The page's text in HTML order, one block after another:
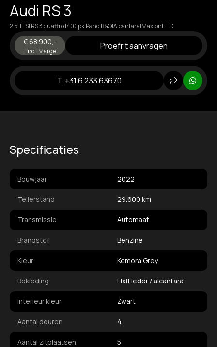
Audi RS 3
2.5 TFSI RS 3 quattro |400pk|Pano|B&O|Alcantara|Maxton|LED
€ 68.900,-
Incl. Marge
Proefrit aanvragen
T. +31 6 233 63670
Delen
Specificaties
Bouwjaar 2022
Tellerstand 29.600 km
Transmissie Automaat
Brandstof Benzine
Kleur Kemora Grey
Bekleding Half leder / alcantara
Interieur kleur Zwart
Aantal deuren 4
Aantal zitplaatsen 5